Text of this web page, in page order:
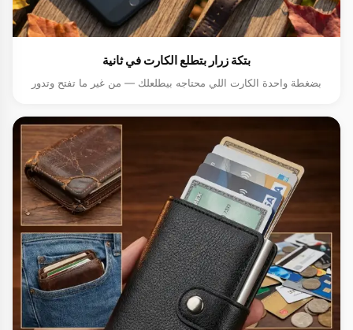
بتكة زرار بتطلع الكارت في ثانية
بضغطة واحدة الكارت اللي محتاجه بيطلعلك — من غير ما تفتح وتدور